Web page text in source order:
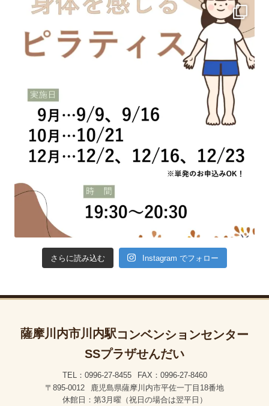
さらに読み込む Instagram でフォロー
薩摩川内市川内駅コンベンションセンター
SSプラザせんだい
TEL：0996-27-8455
FAX：0996-27-8460
〒895-0012
鹿児島県薩摩川内市平佐一丁目18番地
休館日：第3月曜（祝日の場合は翌平日）